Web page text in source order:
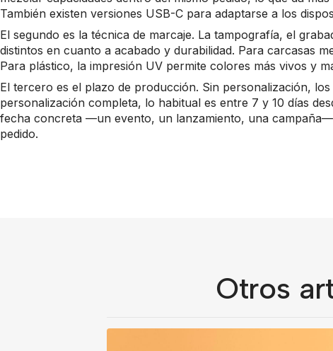
También existen versiones USB-C para adaptarse a los
El segundo es la técnica de marcaje. La tampografía, el
distintos en cuanto a acabado y durabilidad. Para carcasas
Para plástico, la impresión UV permite colores más vivos y
El tercero es el plazo de producción. Sin personalización,
personalización completa, lo habitual es entre 7 y 10 días
fecha concreta —un evento, un lanzamiento, una
pedido.
Otros